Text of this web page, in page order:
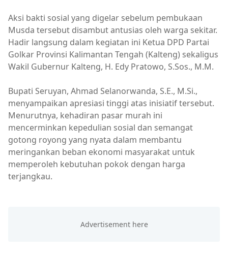
Aksi bakti sosial yang digelar sebelum pembukaan
Musda tersebut disambut antusias oleh warga sekitar.
Hadir langsung dalam kegiatan ini Ketua DPD Partai
Golkar Provinsi Kalimantan Tengah (Kalteng) sekaligus
Wakil Gubernur Kalteng, H. Edy Pratowo, S.Sos., M.M.
Bupati Seruyan, Ahmad Selanorwanda, S.E., M.Si.,
menyampaikan apresiasi tinggi atas inisiatif tersebut.
Menurutnya, kehadiran pasar murah ini
mencerminkan kepedulian sosial dan semangat
gotong royong yang nyata dalam membantu
meringankan beban ekonomi masyarakat untuk
memperoleh kebutuhan pokok dengan harga
terjangkau.